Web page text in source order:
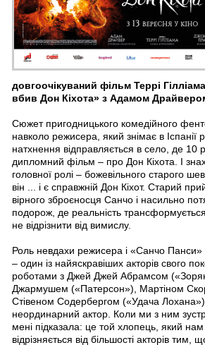
довгоочікуваний фільм Террі
вбив Дон Кіхота» з Адамом
Сюжет пригодницького комедійного
навколо режисера, який знімає в Іспанії
натхнення відправляється в село, де 10
дипломний фільм – про Дон Кіхота. І
головної ролі – божевільного старого
він ... і є справжній Дон Кіхот. Старий
вірного зброєносця Санчо і насильно
подорож, де реальність
не відрізнити від вимислу.
Роль невдахи режисера і «Санчо
– один із найяскравіших акторів свого
роботами з Джей Джей Абрамсом
Джармушем («Патерсон»), Мартіном
Стівеном Содербергом («Удача
неординарний актор. Коли ми з ним
мені підказала: це той хлопець, який нам
відрізняється від більшості акторів тим,